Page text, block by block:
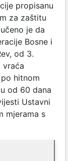
propisanu
za zaštitu
je da
Bosne i
od 3.
vraća
hitnom
od 60 dana
Ustavni
mjerama s